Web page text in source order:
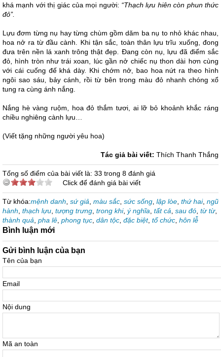
khá mạnh với thị giác của mọi người: “Thạch lựu hiên còn phun thức
đỏ”.
Lựu đơm từng nụ hay từng chùm gồm dăm ba nụ to nhỏ khác nhau,
hoa nở ra từ đầu cành. Khi tận sắc, toàn thân lựu trĩu xuống, đong
đưa trên nền lá xanh trông thật đẹp. Đang còn nụ, lựu đã điểm sắc
đỏ, hình tròn như trái xoan, lúc gần nở chiếc nụ thon dài hơn cùng
với cái cuống đế khá dày. Khi chớm nở, bao hoa nứt ra theo hình
ngôi sao sáu, bảy cánh, rồi từ bên trong màu đỏ nhanh chóng xổ
tung ra cùng ánh nắng.
Nắng hè vàng ruộm, hoa đỏ thắm tươi, ai lỡ bỏ khoảnh khắc ráng
chiều nghiêng cành lựu…
(Viết tặng những người yêu hoa)
Tác giả bài viết: Thích Thanh Thắng
Tổng số điểm của bài viết là: 33 trong 8 đánh giá
Click để đánh giá bài viết
Từ khóa:mệnh danh sứ giả màu sắc sức sống lập lòe thứ hai, ngũ
hành thạch lựu tượng trưng trong khi, ý nghĩa tất cả sau đó từ từ,
thành quả pha lê phong tục dân tộc đặc biệt, tổ chức hôn lễ
Bình luận mới
Gửi bình luận của bạn
Tên của bạn
Email
Nội dung
Mã an toàn